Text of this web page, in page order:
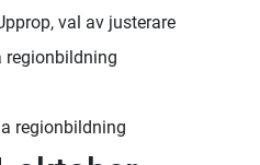
val av justerare
regionbildning
regionbildning